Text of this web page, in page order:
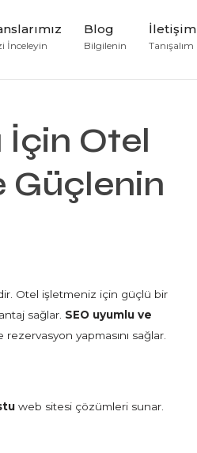
İnceleyin
Blog
Bilgilenin
İletişim
Tanışalım
İçin Otel
Güçlenin
Otel işletmeniz için güçlü bir
sağlar. SEO uyumlu ve
yapmasını sağlar.
web sitesi çözümleri sunar.